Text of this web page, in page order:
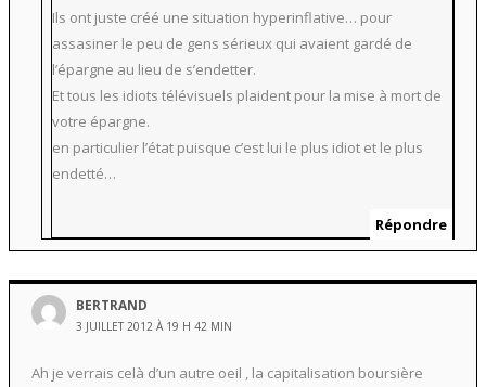
Ils ont juste créé une situation hyperinflative… pour
assasiner le peu de gens sérieux qui avaient gardé de
l’épargne au lieu de s’endetter.
Et tous les idiots télévisuels plaident pour la mise à mort de
votre épargne.
en particulier l’état puisque c’est lui le plus idiot et le plus
endetté…
Répondre
BERTRAND
3 JUILLET 2012 À 19 H 42 MIN
Ah je verrais celà d’un autre oeil , la capitalisation boursière